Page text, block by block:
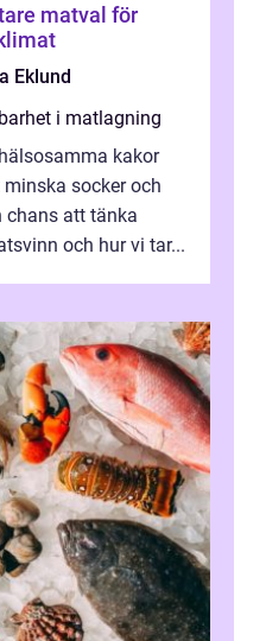
Eklund
i matlagning
kakor
socker och
chans att tänka
och hur vi tar...